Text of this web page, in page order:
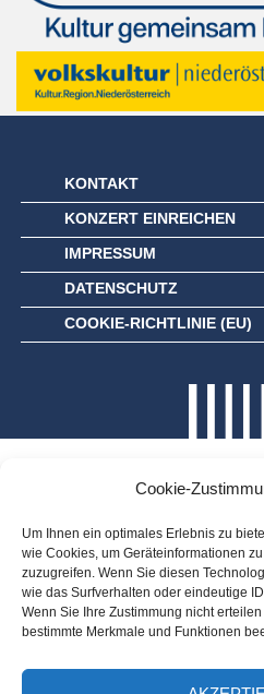
Cookie-
Um Ihnen ein optimales Erlebnis zu
wie Cookies, um Geräteinformationen
zuzugreifen. Wenn Sie diesen
wie das Surfverhalten oder eindeutige
Wenn Sie Ihre Zustimmung nicht
bestimmte Merkmale und Funktionen
KONTAKT
KONZERT EINREICHEN
IMPRESSUM
DATENSCHUTZ
COOKIE-RICHTLINIE (EU)